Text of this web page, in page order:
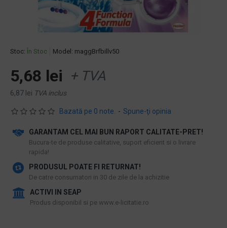
Stoc: În Stoc Model: maggBrfbillv50
Bazată pe 0 note. - Spune-ţi opinia
5,68 lei + TVA
6,87 lei TVA inclus
GARANTAM CEL MAI BUN RAPORT CALITATE-PRET!
​Bucura-te de produse calitative, suport eficient si o livrare
rapida!
PRODUSUL POATE FI RETURNAT!
De catre consumatori in 30 de zile de la achizitie
ACTIVI IN SEAP
Produs disponibil si pe www.e-licitatie.ro